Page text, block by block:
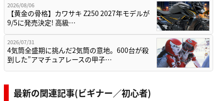
2026/08/06
【黄金の骨格】カワサキ Z250 2027年モデルが
9/5に発売決定! 高級…
2026/07/31
4気筒全盛期に挑んだ2気筒の意地。600台が殺
到した”アマチュアレースの甲子…
最新の関連記事(ビギナー／初心者)